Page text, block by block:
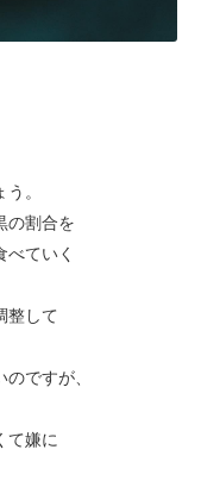
。
の割合を
ていく
整して
ですが、
て嫌に